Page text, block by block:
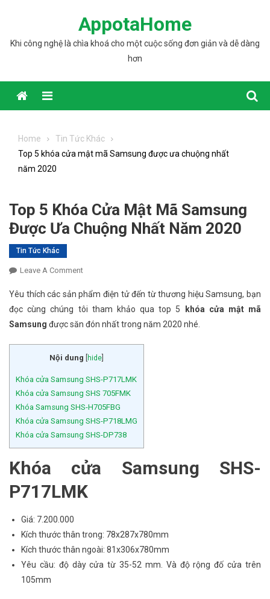
AppotaHome
Khi công nghệ là chìa khoá cho một cuộc sống đơn giản và dễ dàng
hơn
Home
Tin Tức Khác
Top 5 khóa cửa mật mã Samsung được ưa chuộng nhất
năm 2020
Top 5 Khóa Cửa Mật Mã Samsung
Được Ưa Chuộng Nhất Năm 2020
Tin Tức Khác
Leave A Comment
Yêu thích các sản phẩm điện tử đến từ thương hiệu Samsung, bạn
đọc cùng chúng tôi tham khảo qua top 5
khóa cửa mật mã
Samsung được săn đón nhất trong năm 2020 nhé.
Nội dung hide
Khóa cửa Samsung SHS-P717LMK
Khóa cửa Samsung SHS 705FMK
Khóa Samsung SHS-H705FBG
Khóa cửa Samsung SHS-P718LMG
Khóa cửa Samsung SHS-DP738
Khóa cửa Samsung SHS-
P717LMK
Giá: 7.200.000
Kích thước thân trong: 78x287x780mm
Kích thước thân ngoài: 81x306x780mm
Yêu cầu: độ dày cửa từ 35-52 mm. Và độ rộng đố cửa trên
105mm